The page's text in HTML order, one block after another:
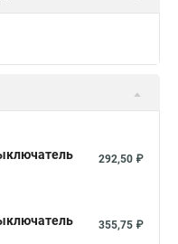
292,50 ₽
355,75 ₽